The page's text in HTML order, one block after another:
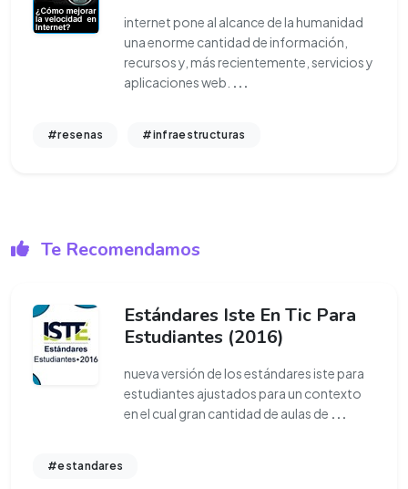
internet pone al alcance de la humanidad
una enorme cantidad de información,
recursos y, más recientemente, servicios y
aplicaciones web. ...
#resenas #infraestructuras
Te Recomendamos
Estándares Iste En Tic Para
Estudiantes (2016)
nueva versión de los estándares iste para
estudiantes ajustados para un contexto
en el cual gran cantidad de aulas de ...
#estandares